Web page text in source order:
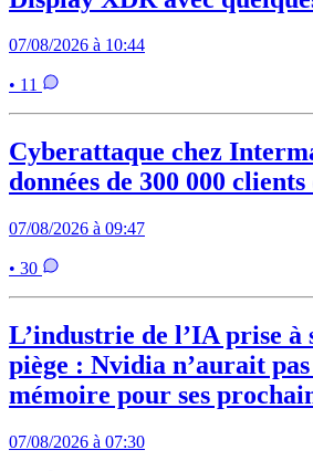
07/08/2026 à 10:44
• 11
Cyberattaque chez
données de 300 000
07/08/2026 à 09:47
• 30
L’industrie de l’IA prise à
piège : Nvidia n’aurait pas
mémoire pour ses
07/08/2026 à 07:30